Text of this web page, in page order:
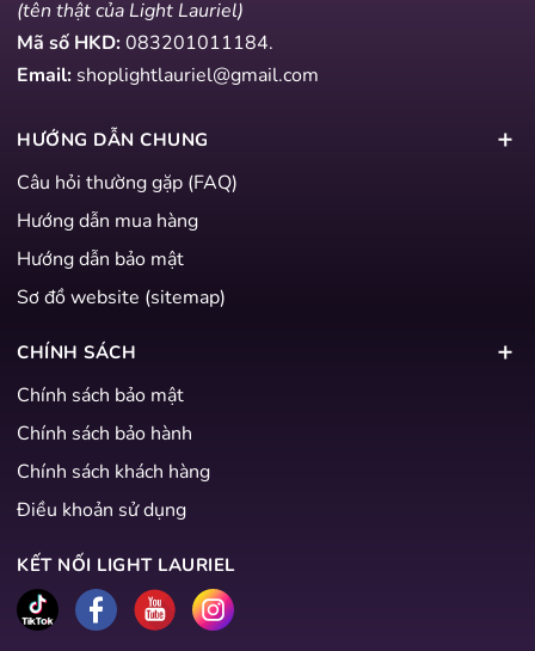
(tên thật của Light Lauriel)
Mã số HKD:083201011184.
Email: shoplightlauriel@gmail.com
HƯỚNG DẪN CHUNG
Câu hỏi thường gặp (FAQ)
Hướng dẫn mua hàng
Hướng dẫn bảo mật
Sơ đồ website (sitemap)
CHÍNH SÁCH
Chính sách bảo mật
Chính sách bảo hành
Chính sách khách hàng
Điều khoản sử dụng
KẾT NỐI LIGHT LAURIEL